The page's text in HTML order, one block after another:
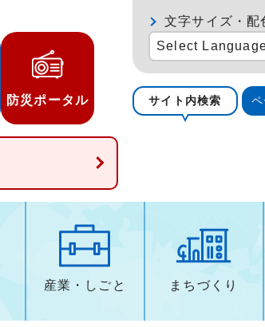
防災ポータル
文字サイズ・配
Select
サイト内検索
産業・しごと まちづくり